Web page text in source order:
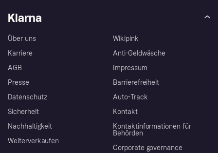
Klarna
Über uns
Karriere
AGB
Presse
Datenschutz
Sicherheit
Nachhaltigkeit
Weiterverkaufen
Wikipink
Anti-Geldwäsche
Impressum
Barrierefreiheit
Auto-Track
Kontakt
Kontaktinformationen für
Behörden
Corporate governance